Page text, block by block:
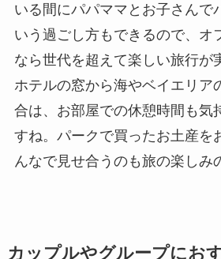
いる間にパパママとお子さんで
いう過ごし方もできるので、オ
なら世代を超えて楽しい旅行が
ホテルの窓から海やベイエリア
合は、お部屋での休憩時間も気
すね。パークで買ったお土産を
んなで見せ合うのも旅の楽しみ
カップルやグループにお